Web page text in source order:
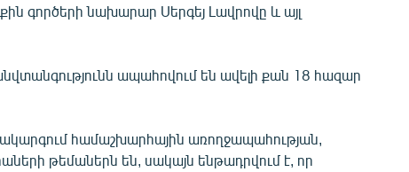
գործերի նախարար Սերգեյ Լավրովը և այլ
ապահովում են ավելի քան 18 հազար
համաշխարհային առողջապահության,
թեմաներն են, սակայն ենթադրվում է, որ